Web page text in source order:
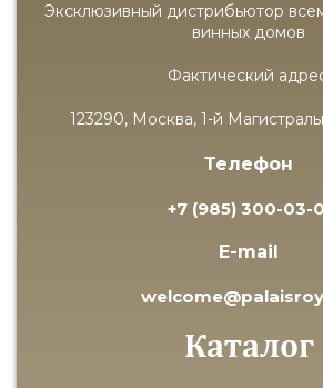
Эксклюзивный дистрибьютор
винных домов
Фактический
123290, Москва, 1-й
Телефон
+7 (985) 300-03-
E-mail
Каталог